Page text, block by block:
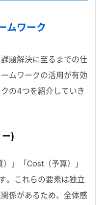
ムワーク
題解決に至るまでの仕
ムワークの活用が有効
の4つを紹介していき
ー)
」「Cost（予算）」
。これらの要素は独立
係があるため、全体感